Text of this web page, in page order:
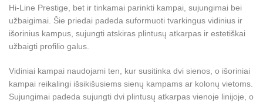
Hi-Line Prestige, bet ir tinkamai parinkti kampai, sujungimai bei
užbaigimai. Šie priedai padeda suformuoti tvarkingus vidinius ir
išorinius kampus, sujungti atskiras plintusų atkarpas ir estetiškai
užbaigti profilio galus.
Vidiniai kampai naudojami ten, kur susitinka dvi sienos, o išoriniai
kampai reikalingi išsikišusiems sienų kampams ar kolonų vietoms.
Sujungimai padeda sujungti dvi plintusų atkarpas vienoje linijoje, o